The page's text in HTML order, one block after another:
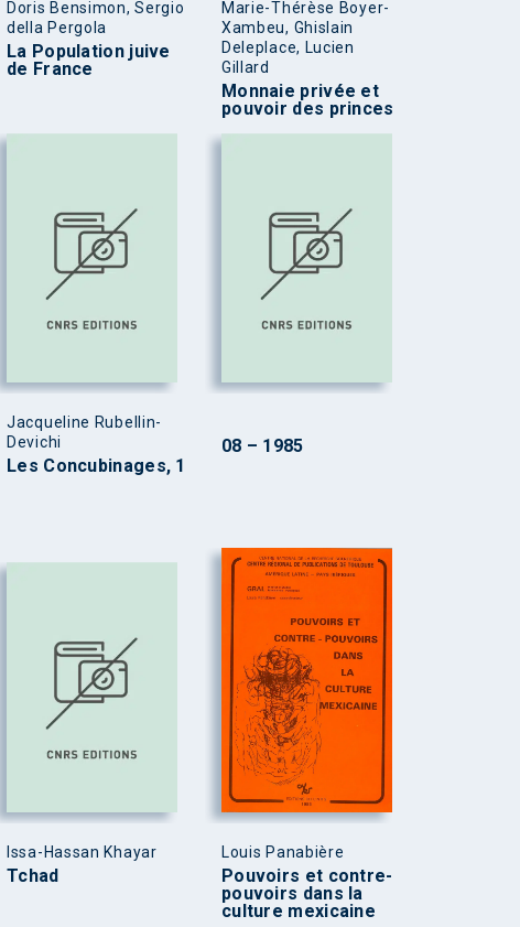
Doris Bensimon, Sergio
della Pergola
La Population juive
de France
Marie-Thérèse Boyer-
Xambeu, Ghislain
Deleplace, Lucien
Gillard
Monnaie privée et
pouvoir des princes
Jacqueline Rubellin-
Devichi
Les Concubinages, 1
08 – 1985
Issa-Hassan Khayar
Tchad
Louis Panabière
Pouvoirs et contre-
pouvoirs dans la
culture mexicaine